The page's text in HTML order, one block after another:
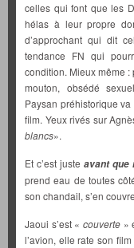
celles qui font que les
hélas à leur propre
d’approchant qui dit
tendance FN qui
condition. Mieux même
mouton, obsédé
Paysan préhistorique
film. Yeux rivés sur
blancs».
Et c’est juste avant que
prend eau de toutes
son chandail, s’en
Jaoui s’est « couverte»
l’avion, elle rate son